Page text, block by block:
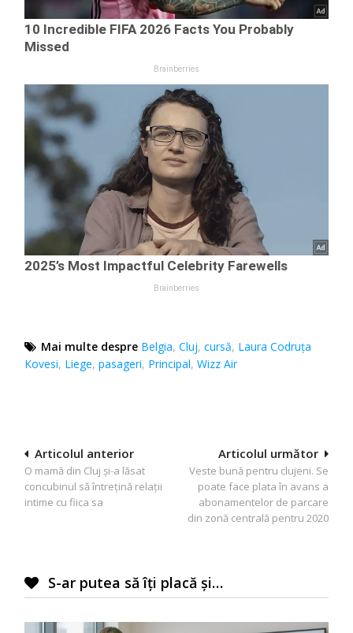
Mai multe despre Belgia,Cluj,cursă, Laura Codruţa
Kovesi, Liege,pasageri, Principal,Wizz Air
Navigare
în
articole
Articolul următor
Veste bună pentru clujeni. Se
poate face plata în avans a
abonamentelor de parcare
din zonă centrală pentru 2020
Articolul anterior
O mamă din Cluj şi-a lăsat
concubinul să întreţină relaţii
intime cu fiica sa
S-ar putea să îți placă și…